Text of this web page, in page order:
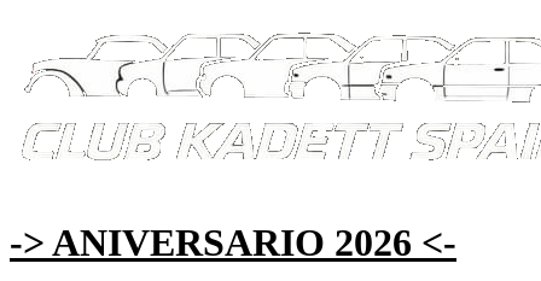
-> ANIVERSARIO 2026 <-